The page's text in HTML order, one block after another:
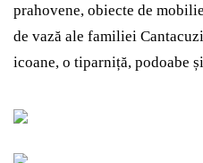
prahovene, obiecte de
de vază ale familiei
icoane, o tiparniță, podoabe